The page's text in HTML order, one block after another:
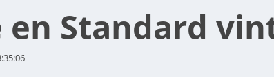
en Standard